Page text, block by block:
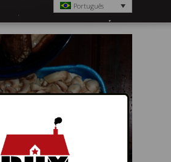
Português